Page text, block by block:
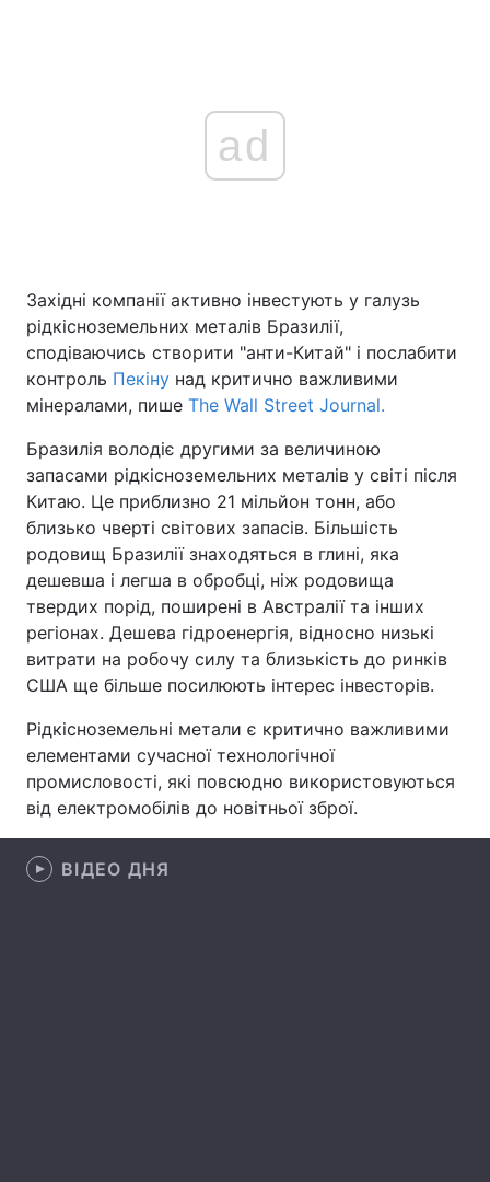
Україна Політика
Економіка Світ
Техно і зв'язок Лайт
Зброя Інциденти
Здоров'я
Цікавинки Погода
Екологія Регіони
Відео з Youtube Статті
Архів
ad
Західні компанії активно інвестують у галузь
рідкісноземельних металів Бразилії,
сподіваючись створити "анти-Китай" і послабити
контроль Пекіну над критично важливими
мінералами, пише The Wall Street Journal.
Бразилія володіє другими за величиною
запасами рідкісноземельних металів у світі після
Китаю. Це приблизно 21 мільйон тонн, або
близько чверті світових запасів. Більшість
родовищ Бразилії знаходяться в глині, яка
дешевша і легша в обробці, ніж родовища
твердих порід, поширені в Австралії та інших
регіонах. Дешева гідроенергія, відносно низькі
витрати на робочу силу та близькість до ринків
США ще більше посилюють інтерес інвесторів.
Рідкісноземельні метали є критично важливими
елементами сучасної технологічної
промисловості, які повсюдно використовуються
від електромобілів до новітньої зброї.
ВІДЕО ДНЯ